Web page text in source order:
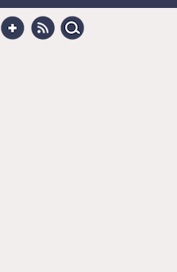
Search
for:
HellocotonGoogle +
RSS